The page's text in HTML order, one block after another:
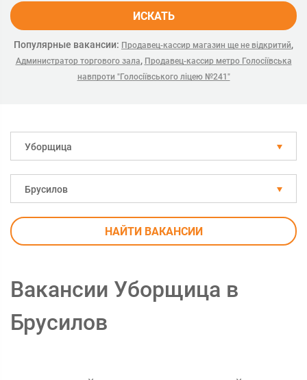
ИСКАТЬ
Популярные вакансии: Продавец-кассир магазин ще не відкритий,
Администратор торгового зала, Продавец-кассир метро Голосіївська
навпроти "Голосіївського ліцею №241"
Уборщица
Брусилов
НАЙТИ ВАКАНСИИ
Вакансии Уборщица в
Брусилов